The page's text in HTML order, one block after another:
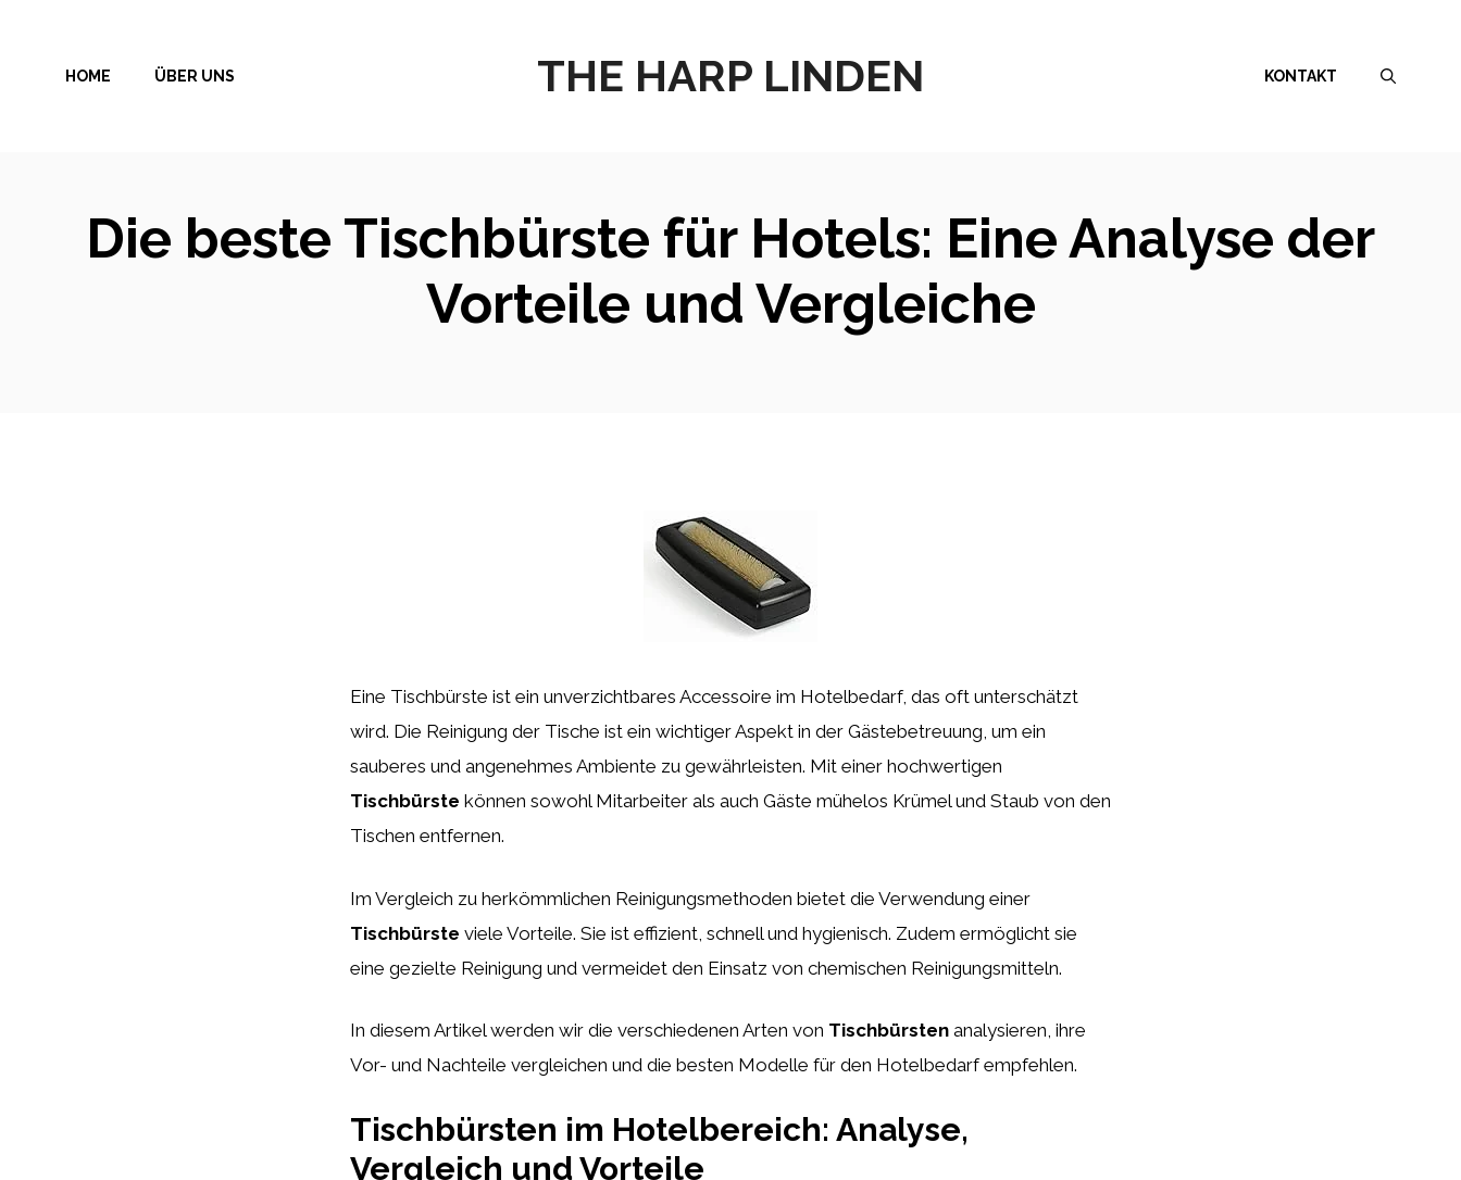
springen
THE HARP LINDEN
HOME ÜBER UNS KONTAKT
Die beste Tischbürste für Hotels: Eine Analyse der
Vorteile und Vergleiche
Eine Tischbürste ist ein unverzichtbares Accessoire im Hotelbedarf, das oft unterschätzt
wird. Die Reinigung der Tische ist ein wichtiger Aspekt in der Gästebetreuung, um ein
sauberes und angenehmes Ambiente zu gewährleisten. Mit einer hochwertigen
Tischbürste können sowohl Mitarbeiter als auch Gäste mühelos Krümel und Staub von den
Tischen entfernen.
Im Vergleich zu herkömmlichen Reinigungsmethoden bietet die Verwendung einer
Tischbürste viele Vorteile. Sie ist effizient, schnell und hygienisch. Zudem ermöglicht sie
eine gezielte Reinigung und vermeidet den Einsatz von chemischen Reinigungsmitteln.
In diesem Artikel werden wir die verschiedenen Arten von Tischbürsten analysieren, ihre
Vor- und Nachteile vergleichen und die besten Modelle für den Hotelbedarf empfehlen.
Tischbürsten im Hotelbereich: Analyse,
Vergleich und Vorteile